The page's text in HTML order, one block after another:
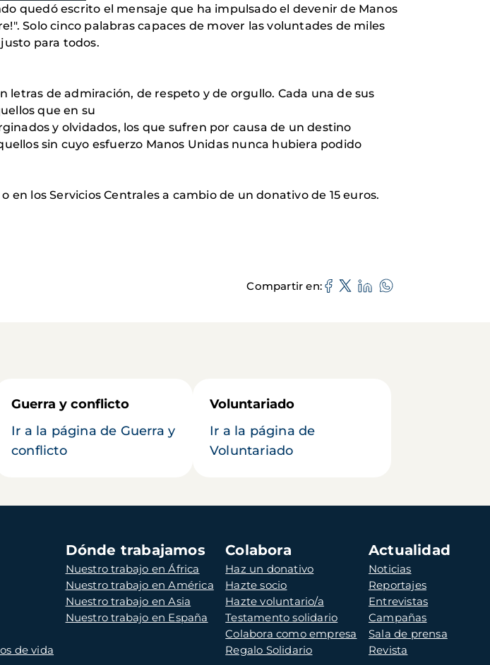
quedó escrito el mensaje que ha impulsado el devenir de Manos
Solo cinco palabras capaces de mover las voluntades de miles
para todos.
letras de admiración, de respeto y de orgullo. Cada una de sus
que en su
y olvidados, los que sufren por causa de un destino
sin cuyo esfuerzo Manos Unidas nunca hubiera podido
los Servicios Centrales a cambio de un donativo de 15 euros.
Compartir en
Guerra y conflicto
Ir a la página de Guerra y
conflicto
Voluntariado
Ir a la página de
Voluntariado
de vida
Dónde trabajamos
Nuestro trabajo en África
Nuestro trabajo en América
Nuestro trabajo en Asia
Nuestro trabajo en España
Colabora
Haz un donativo
Hazte socio
Hazte voluntario/a
Testamento solidario
Colabora como empresa
Regalo Solidario
Actualidad
Noticias
Reportajes
Entrevistas
Campañas
Sala de prensa
Revista